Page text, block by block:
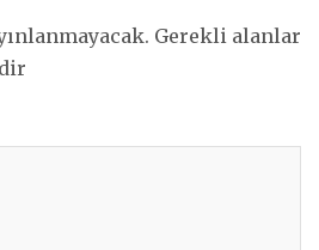
Gerekli alanlar